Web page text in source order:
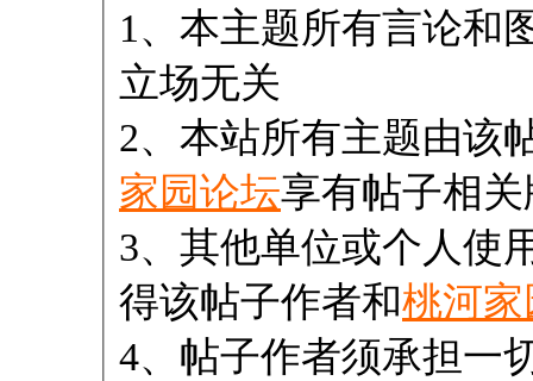
1、本主题所有言论和
立场无关
2、本站所有主题由该
家园论坛享有帖子相
3、其他单位或个人使
得该帖子作者和桃河
4、帖子作者须承担一